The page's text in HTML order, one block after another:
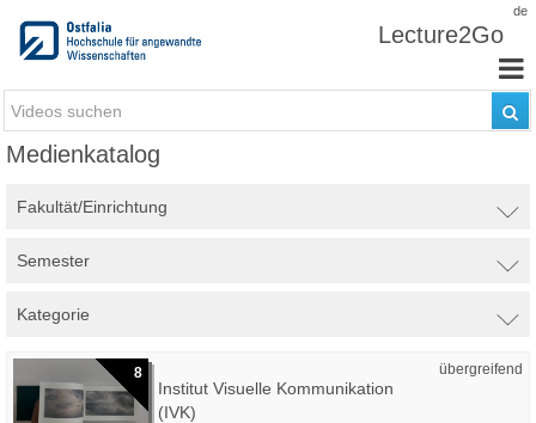
de
Lecture2Go
Medienkatalog
Fakultät/Einrichtung
Semester
Kategorie
8 übergreifend
Institut Visuelle Kommunikation
(IVK)